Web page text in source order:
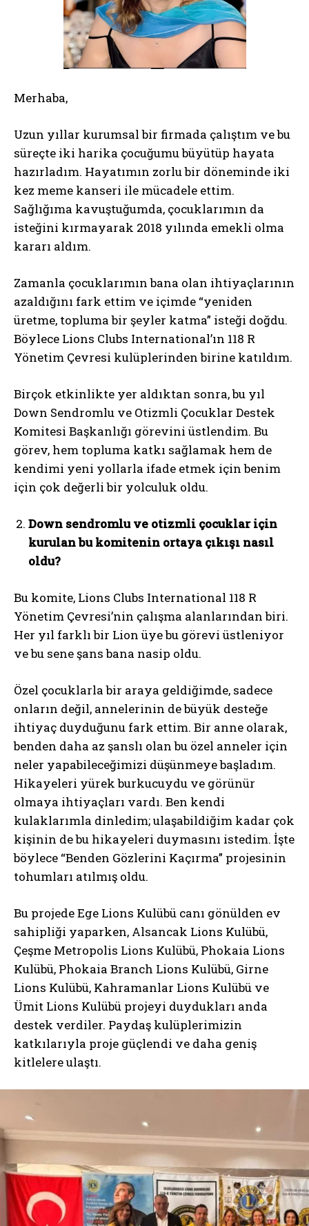
Merhaba,
Uzun yıllar kurumsal bir firmada çalıştım ve bu
süreçte iki harika çocuğumu büyütüp hayata
hazırladım. Hayatımın zorlu bir döneminde iki
kez meme kanseri ile mücadele ettim.
Sağlığıma kavuştuğumda, çocuklarımın da
isteğini kırmayarak 2018 yılında emekli olma
kararı aldım.
Zamanla çocuklarımın bana olan ihtiyaçlarının
azaldığını fark ettim ve içimde “yeniden
üretme, topluma bir şeyler katma” isteği doğdu.
Böylece Lions Clubs International’ın 118 R
Yönetim Çevresi kulüplerinden birine katıldım.
Birçok etkinlikte yer aldıktan sonra, bu yıl
Down Sendromlu ve Otizmli Çocuklar Destek
Komitesi Başkanlığı görevini üstlendim. Bu
görev, hem topluma katkı sağlamak hem de
kendimi yeni yollarla ifade etmek için benim
için çok değerli bir yolculuk oldu.
Down sendromlu ve otizmli çocuklar için
kurulan bu komitenin ortaya çıkışı nasıl
oldu?
Bu komite, Lions Clubs International 118 R
Yönetim Çevresi’nin çalışma alanlarından biri.
Her yıl farklı bir Lion üye bu görevi üstleniyor
ve bu sene şans bana nasip oldu.
Özel çocuklarla bir araya geldiğimde, sadece
onların değil, annelerinin de büyük desteğe
ihtiyaç duyduğunu fark ettim. Bir anne olarak,
benden daha az şanslı olan bu özel anneler için
neler yapabileceğimizi düşünmeye başladım.
Hikayeleri yürek burkucuydu ve görünür
olmaya ihtiyaçları vardı. Ben kendi
kulaklarımla dinledim; ulaşabildiğim kadar çok
kişinin de bu hikayeleri duymasını istedim. İşte
böylece “Benden Gözlerini Kaçırma” projesinin
tohumları atılmış oldu.
Bu projede Ege Lions Kulübü canı gönülden ev
sahipliği yaparken, Alsancak Lions Kulübü,
Çeşme Metropolis Lions Kulübü, Phokaia Lions
Kulübü, Phokaia Branch Lions Kulübü, Girne
Lions Kulübü, Kahramanlar Lions Kulübü ve
Ümit Lions Kulübü projeyi duydukları anda
destek verdiler. Paydaş kulüplerimizin
katkılarıyla proje güçlendi ve daha geniş
kitlelere ulaştı.